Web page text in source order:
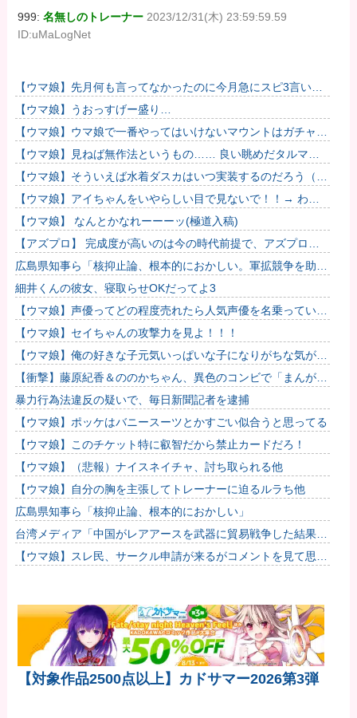
999:名無しのトレーナー 2023/12/31(木) 23:59:59.59
ID:uMaLogNet
【ウマ娘】先月何も言ってなかったのに今月急にスピ3言い出
したのが怪しいよな。
【ウマ娘】うおっすげー盛り…
【ウマ娘】ウマ娘で一番やってはいけないマウントはガチャで
も育成でもグッズでもなく、これ。
【ウマ娘】見ねば無作法というもの…… 良い眺めだタルマ
エ…（殴
【ウマ娘】そういえば水着ダスカはいつ実装するのだろう（ﾃﾞ
ｯｯｯ
【ウマ娘】アイちゃんをいやらしい目で見ないで！！→ わか
りました…
【ウマ娘】 なんとかなれーーーッ(極道入稿)
【アズプロ】 完成度が高いのは今の時代前提で、アズプロで
しか出来ないことをどれだけ詰められるかかな
広島県知事ら「核抑止論、根本的におかしい。軍拡競争を助長
し世界を不安定化させるだけ」
細井くんの彼女、寝取らせOKだってよ3
【ウマ娘】声優ってどの程度売れたら人気声優を名乗っていい
んですかね
【ウマ娘】セイちゃんの攻撃力を見よ！！！
【ウマ娘】俺の好きな子元気いっぱいな子になりがちな気がす
る。←「元気OPPAIの間違いだろ…」
【衝撃】藤原紀香＆ののかちゃん、異色のコンビで「まんが日
本昔ばなし」を舞台化してしまう
暴力行為法違反の疑いで、毎日新聞記者を逮捕
【ウマ娘】ポッケはバニースーツとかすごい似合うと思ってる
【ウマ娘】このチケット特に叡智だから禁止カードだろ！
【ウマ娘】（悲報）ナイスネイチャ、討ち取られる他
【ウマ娘】自分の胸を主張してトレーナーに迫るルラち他
広島県知事ら「核抑止論、根本的におかしい」
台湾メディア「中国がレアアースを武器に貿易戦争した結果ｗ
ｗｗｗｗｗｗｗ」
【ウマ娘】スレ民、サークル申請が来るがコメントを見て思わ
【対象作品2500点以上】カドサマー2026第3弾